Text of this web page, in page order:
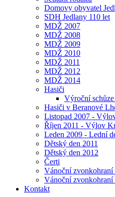
Domovy obyvatel
SDH Jedlany 110 let
MDŽ 2007
MDŽ 2008
MDŽ 2009
MDŽ 2010
MDŽ 2011
MDŽ 2012
MDŽ 2014
Hasiči
Výroční
Hasiči v Beranové
Listopad 2007 -
Říjen 2011 - Výlov
Leden 2009 - Lední
Dětský den 2011
Dětský den 2012
Čerti
Vánoční zvonkohraní
Vánoční zvonkohraní
Kontakt